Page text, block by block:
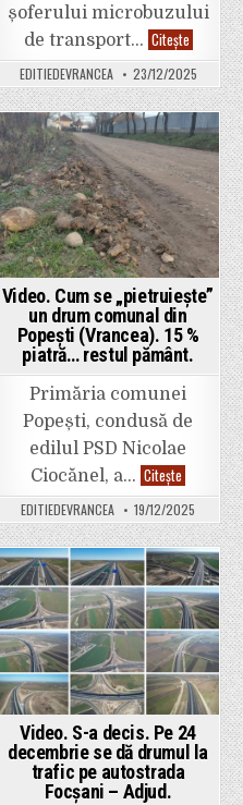
șoferului microbuzului
de transport… CiteșteVideo.
A
produs
primul
accident
pe
Focșani
–
Adjud,
deschisă
chiar
astăzi.
Cum
își
iau
unii
permisul?
EDITIEDEVRANCEA 23/12/2025
Posted
in
Video. Cum se „pietruiește”
un drum comunal din
Popești (Vrancea). 15 %
piatră… restul pământ.
Primăria comunei
Popești, condusă de
edilul PSD Nicolae
Ciocănel, a… Citește
Cum
se
un
drum
comunal
din
Popești
(Vrancea).
15
%
piatră…
restul
pământ.
EDITIEDEVRANCEA 19/12/2025
Posted
in
Video. S-a decis. Pe 24
decembrie se dă drumul la
trafic pe autostrada
Focșani – Adjud.